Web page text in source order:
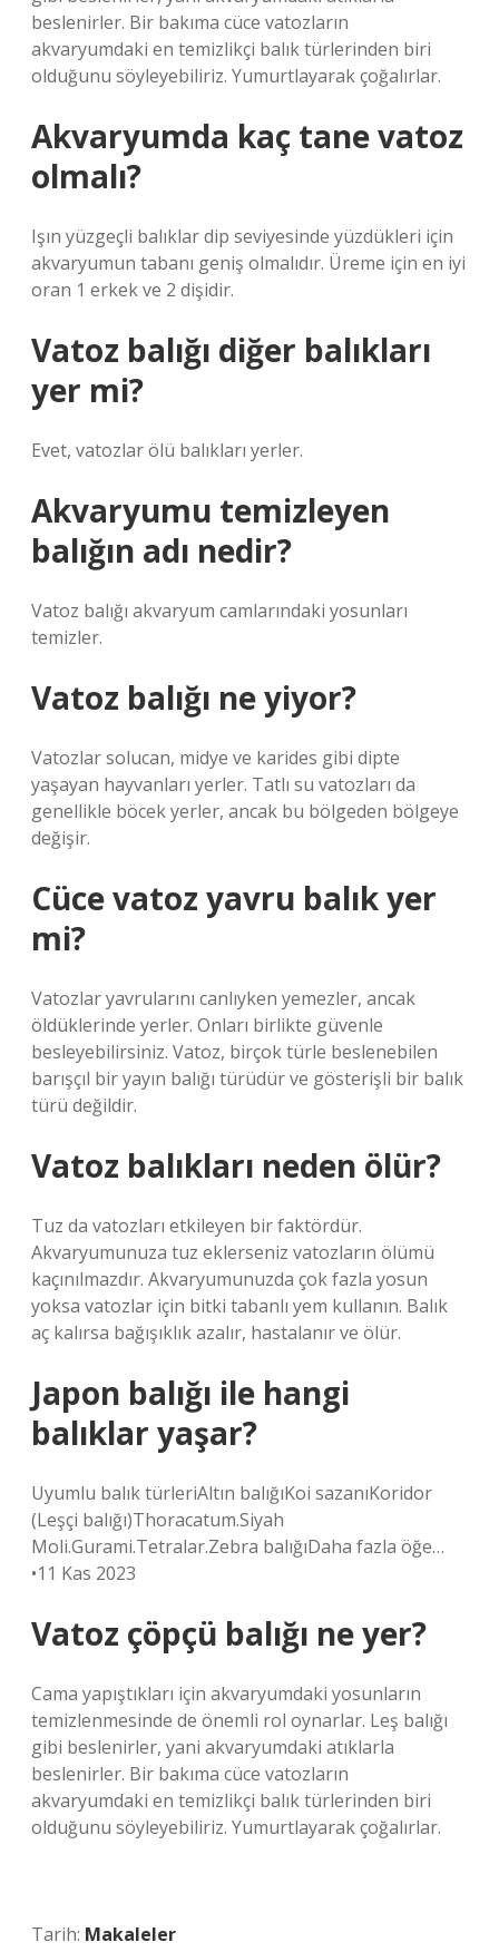
beslenirler. Bir bakıma cüce vatozların
akvaryumdaki en temizlikçi balık türlerinden biri
olduğunu söyleyebiliriz. Yumurtlayarak çoğalırlar.
Akvaryumda kaç tane vatoz
olmalı?
Işın yüzgeçli balıklar dip seviyesinde yüzdükleri için
akvaryumun tabanı geniş olmalıdır. Üreme için en iyi
oran 1 erkek ve 2 dişidir.
Vatoz balığı diğer balıkları
yer mi?
Evet, vatozlar ölü balıkları yerler.
Akvaryumu temizleyen
balığın adı nedir?
Vatoz balığı akvaryum camlarındaki yosunları
temizler.
Vatoz balığı ne yiyor?
Vatozlar solucan, midye ve karides gibi dipte
yaşayan hayvanları yerler. Tatlı su vatozları da
genellikle böcek yerler, ancak bu bölgeden bölgeye
değişir.
Cüce vatoz yavru balık yer
mi?
Vatozlar yavrularını canlıyken yemezler, ancak
öldüklerinde yerler. Onları birlikte güvenle
besleyebilirsiniz. Vatoz, birçok türle beslenebilen
barışçıl bir yayın balığı türüdür ve gösterişli bir balık
türü değildir.
Vatoz balıkları neden ölür?
Tuz da vatozları etkileyen bir faktördür.
Akvaryumunuza tuz eklerseniz vatozların ölümü
kaçınılmazdır. Akvaryumunuzda çok fazla yosun
yoksa vatozlar için bitki tabanlı yem kullanın. Balık
aç kalırsa bağışıklık azalır, hastalanır ve ölür.
Japon balığı ile hangi
balıklar yaşar?
Uyumlu balık türleriAltın balığıKoi sazanıKoridor
(Leşçi balığı)Thoracatum.Siyah
Moli.Gurami.Tetralar.Zebra balığıDaha fazla öğe…
•11 Kas 2023
Vatoz çöpçü balığı ne yer?
Cama yapıştıkları için akvaryumdaki yosunların
temizlenmesinde de önemli rol oynarlar. Leş balığı
gibi beslenirler, yani akvaryumdaki atıklarla
beslenirler. Bir bakıma cüce vatozların
akvaryumdaki en temizlikçi balık türlerinden biri
olduğunu söyleyebiliriz. Yumurtlayarak çoğalırlar.
Tarih: Makaleler